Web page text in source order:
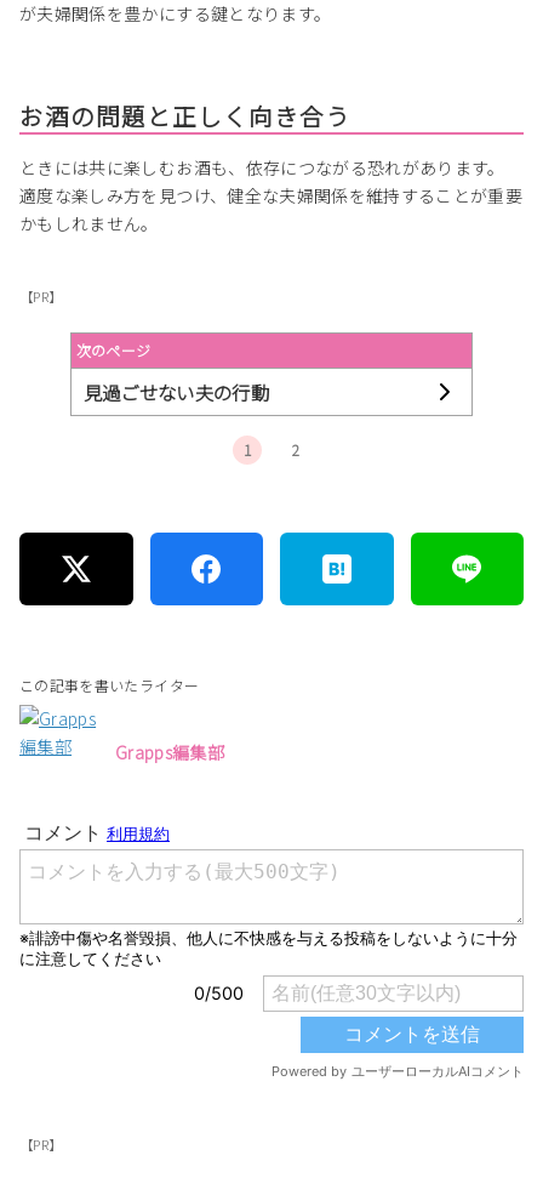
が夫婦関係を豊かにする鍵となります。
お酒の問題と正しく向き合う
ときには共に楽しむお酒も、依存につながる恐れがあります。
適度な楽しみ方を見つけ、健全な夫婦関係を維持することが重要
かもしれません。
【PR】
次のページ
見過ごせない夫の行動
1 2
この記事を書いたライター
Grapps編集部
【PR】